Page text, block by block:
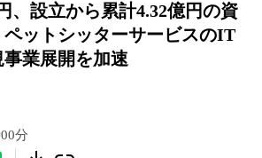
、設立から累計4.32億円の資
ットシッターサービスのIT
業展開を加速
分